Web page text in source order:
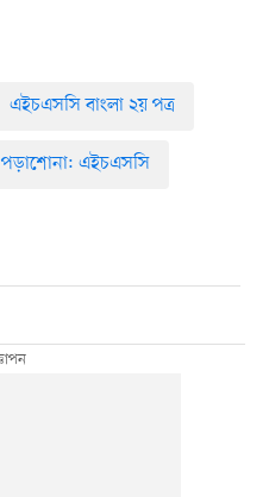
এইচএসসি বাংলা ২য় পত্র
পড়াশোনা: এইচএসসি